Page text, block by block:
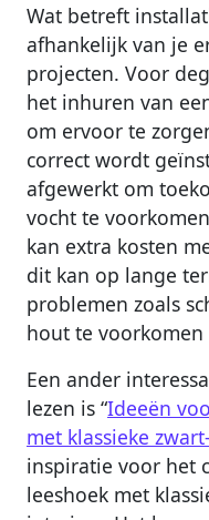
Wat betreft
afhankelijk van je
projecten. Voor
het inhuren van
om ervoor te
correct wordt
afgewerkt om
vocht te
kan extra kosten
dit kan op lange
problemen zoals
hout te
Een ander
lezen is “Ideeën
met klassieke
inspiratie voor het
leeshoek met